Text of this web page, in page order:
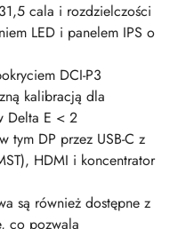
cala i rozdzielczości
LED i panelem IPS o
DCI-P3
kalibracją dla
Delta E < 2
tym DP przez USB-C z
HDMI i koncentrator
są również dostępne z
co pozwala